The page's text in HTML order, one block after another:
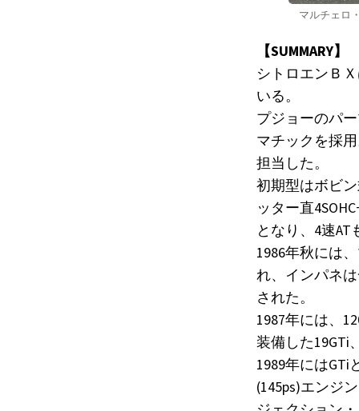
マルチェロ
【SUMMARY】
シトロエンＢ
いる。
プジョーのパ
マチックを採
担当した。
初期型はボビ
ッター直
となり、4速
1986年秋には
れ、インパネ
された。
1987年には、
装備した19GTi
1989年にはGTi
(145ps)エンジ